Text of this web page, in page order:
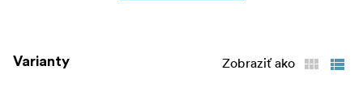
Varianty Zobraziť ako